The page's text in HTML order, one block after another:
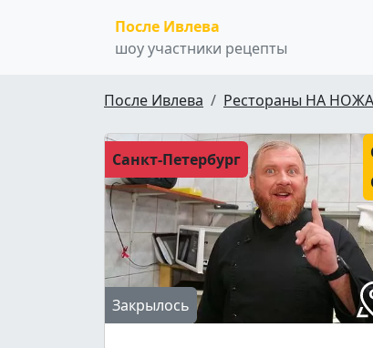
После Ивлева
шоу участники рецепты
После Ивлева Рестораны НА
Санкт-Петербург
Закрылось